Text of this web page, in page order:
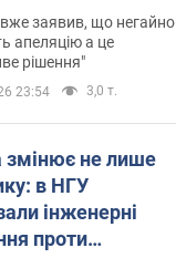
$400 млн
заявив, що негайно
апеляцію а це
рішення"
23:54 3,0 т.
змінює не лише
в НГУ
інженерні
проти